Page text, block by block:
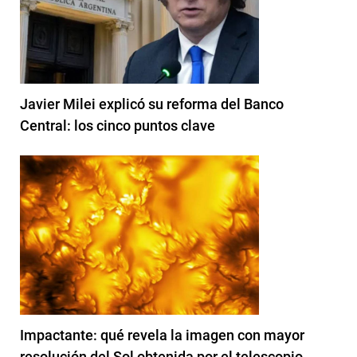
Javier Milei explicó su reforma del Banco
Central: los cinco puntos clave
Impactante: qué revela la imagen con mayor